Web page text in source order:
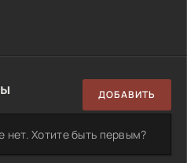
ДОБАВИТЬ
Хотите быть первым?